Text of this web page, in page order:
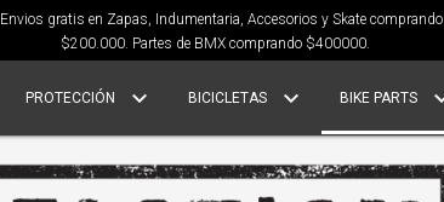
Envios gratis en Zapas, Indumentaria, Accesorios y Skate comprando
$200.000. Partes de BMX comprando $400000.
PROTECCIÓN BICICLETAS BIKE PARTS